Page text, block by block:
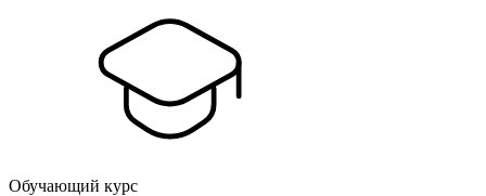
Обучающий курс